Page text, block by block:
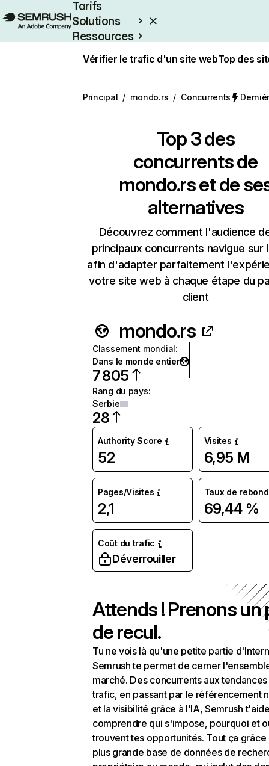
Tarifs
Solutions
Ressources
Vérifier le trafic d'un site webTop des
Principal / mondo.rs / Concurrents
Top 3 des
concurrents de
mondo.rs et de
alternatives
Découvrez comment l'audience
principaux concurrents navigue sur
afin d'adapter parfaitement
votre site web à chaque étape du
client
mondo.rs
Classement mondial:
Dans le monde entier
7 805
Rang du pays:
Serbie
28
Authority Score
52
Visites
6,95 M
Pages/Visites
2,1
Taux de rebond
69,44 %
Coût du trafic
Déverrouiller
Attends ! Prenons un
de recul.
Tu ne vois là qu'une petite partie
Semrush te permet de cerner
marché. Des concurrents aux
trafic, en passant par le référencement
et la visibilité grâce à l'IA, Semrush
comprendre qui s'impose, pourquoi et
trouvent tes opportunités. Tout ça grâce
plus grande base de données de